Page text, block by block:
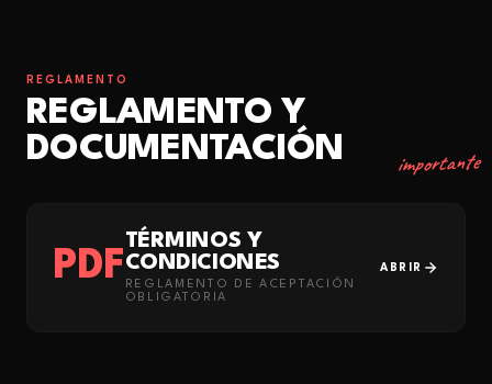
REGLAMENTO
REGLAMENTO Y
DOCUMENTACIÓN
importante
PDF
TÉRMINOS Y
CONDICIONES
REGLAMENTO DE ACEPTACIÓN
OBLIGATORIA
ABRIR